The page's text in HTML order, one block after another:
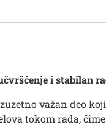
i stabilan
važan deo
tokom rada,